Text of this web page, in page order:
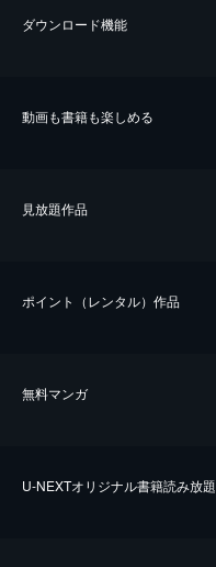
ダウンロード機能
動画も書籍も楽しめる
⾒放題作品
ポイント（レンタル）作品
無料マンガ
U-NEXTオリジナル書籍読み放題